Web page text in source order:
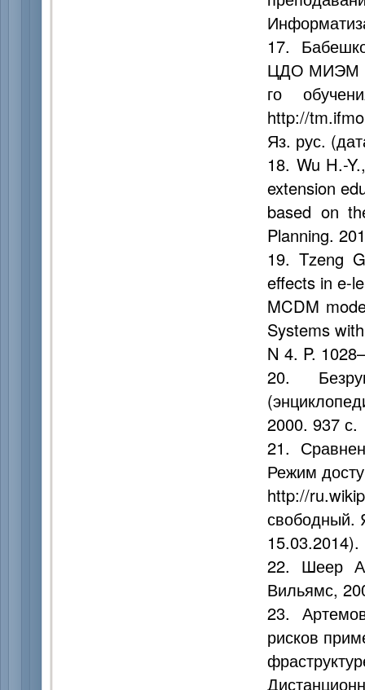
17.
ЦДО МИЭМ в
го
http://
Яз. рус.
18. Wu H.-
extension
based on
Planning.
19. Tzeng
effects in e-
MCDM
Systems
N 4. P.
20.
2000. 937 с.
21.
Режим
http://
свободный.
15.03.2014).
22. Шеер
Вильямс,
23.
рисков